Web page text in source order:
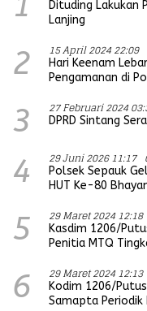
Dituding Lakukan
Lanjing
2 15 April 2024 22:09
Hari Keenam
Pengamanan di
3 27 Februari 2024
DPRD Sintang
4 29 Juni 2026 11:17
Polsek Sepauk
HUT Ke-80
5 29 Maret 2024 12:18
Kasdim 1206/
Penitia MTQ
6 29 Maret 2024 12:13
Kodim 1206/
Samapta Periodik